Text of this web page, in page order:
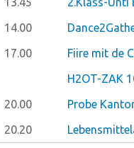
14.00
17.00
Fiire mit de
H2OT-ZAK
20.00
Probe
20.20